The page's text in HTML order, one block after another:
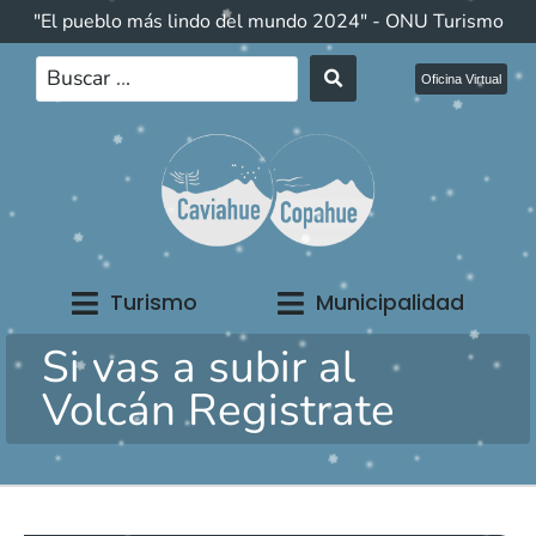
"El pueblo más lindo del mundo 2024" - ONU Turismo
Oficina Virtual
Turismo Municipalidad
Si vas a subir al
Volcán Registrate